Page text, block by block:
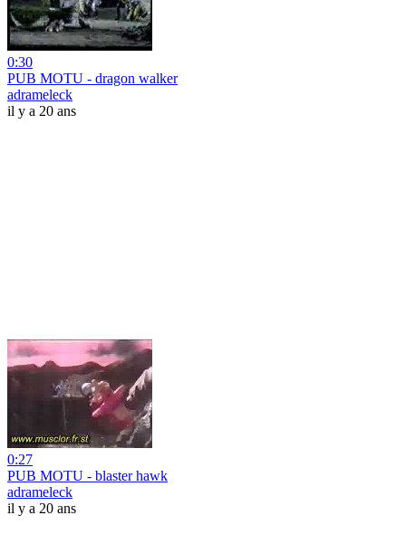
0:30
PUB MOTU - dragon walker
adrameleck
il y a 20 ans
0:27
PUB MOTU - blaster hawk
adrameleck
il y a 20 ans